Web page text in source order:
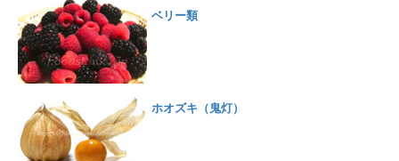
ベリー類
ホオズキ（鬼灯）